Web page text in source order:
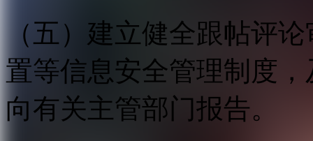
（五）建立健全跟帖评
置等信息安全管理制度
向有关主管部门报告。